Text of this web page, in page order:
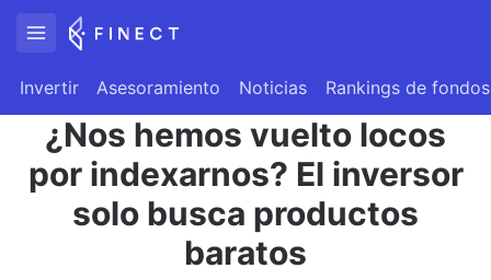
Invertir Asesoramiento Noticias Rankings de fondos
¿Nos hemos vuelto locos
por indexarnos? El inversor
solo busca productos
baratos